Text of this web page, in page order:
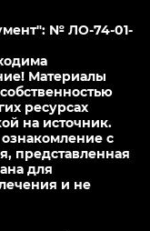
№ ЛО-74-01-
Материалы
ресурсах
на источник.
с
представленная
для
и не